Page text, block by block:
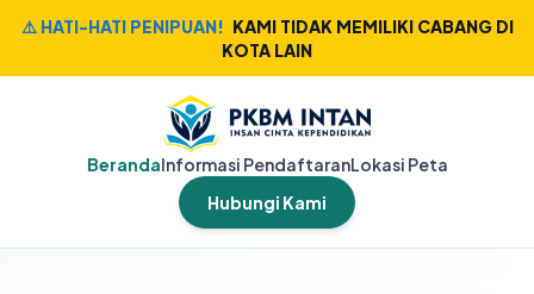
⚠️ HATI-HATI PENIPUAN! KAMI TIDAK MEMILIKI CABANG DI
KOTA LAIN
BerandaInformasi PendaftaranLokasi Peta
Hubungi Kami